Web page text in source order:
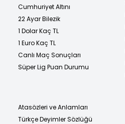
Cumhuriyet Altını
22 Ayar Bilezik
1 Dolar Kaç TL
1 Euro Kaç TL
Canlı Maç Sonuçları
Süper Lig Puan Durumu
Atasözleri ve Anlamları
Türkçe Deyimler Sözlüğü